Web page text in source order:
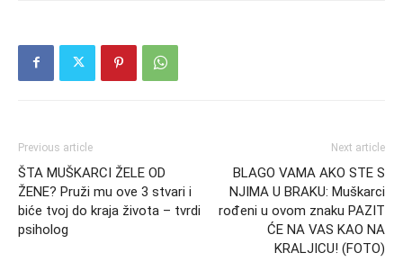
Previous article
ŠTA MUŠKARCI ŽELE OD
ŽENE? Pruži mu ove 3 stvari i
biće tvoj do kraja života – tvrdi
psiholog
Next article
BLAGO VAMA AKO STE S
NJIMA U BRAKU: Muškarci
rođeni u ovom znaku PAZIT
ĆE NA VAS KAO NA
KRALJICU! (FOTO)